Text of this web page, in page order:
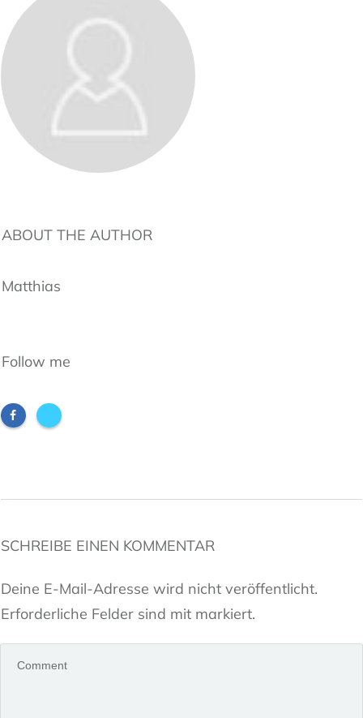
ABOUT THE AUTHOR
Matthias
Follow me
SCHREIBE EINEN KOMMENTAR
Deine E-Mail-Adresse wird nicht veröffentlicht.
Erforderliche Felder sind mit markiert.